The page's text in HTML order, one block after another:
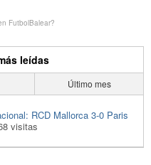
FutbolBalear?
leídas
Último mes
RCD Mallorca 3-0 Paris
visitas